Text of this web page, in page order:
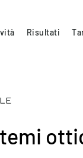
Risultati